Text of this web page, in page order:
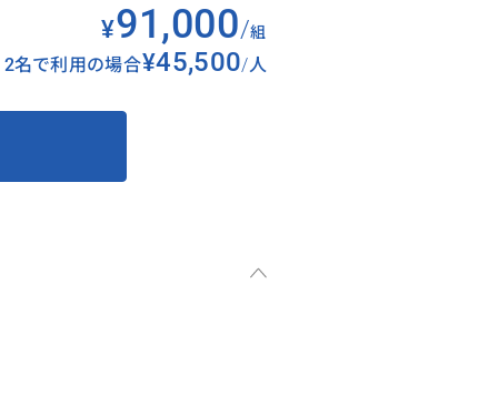
¥91,000/組
2名で利用の場合 ¥45,500/人